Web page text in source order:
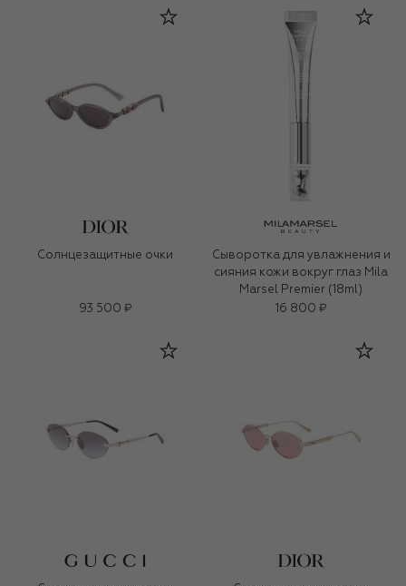
Солнцезащитные очки
93 500 ₽
Сыворотка для увлажнения и
сияния кожи вокруг глаз Mila
Marsel Premier (18ml)
16 800 ₽